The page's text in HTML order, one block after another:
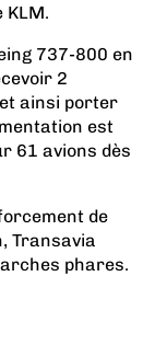
KLM.
737-800 en
2
ainsi porter
est
61 avions dès
de
Transavia
phares.